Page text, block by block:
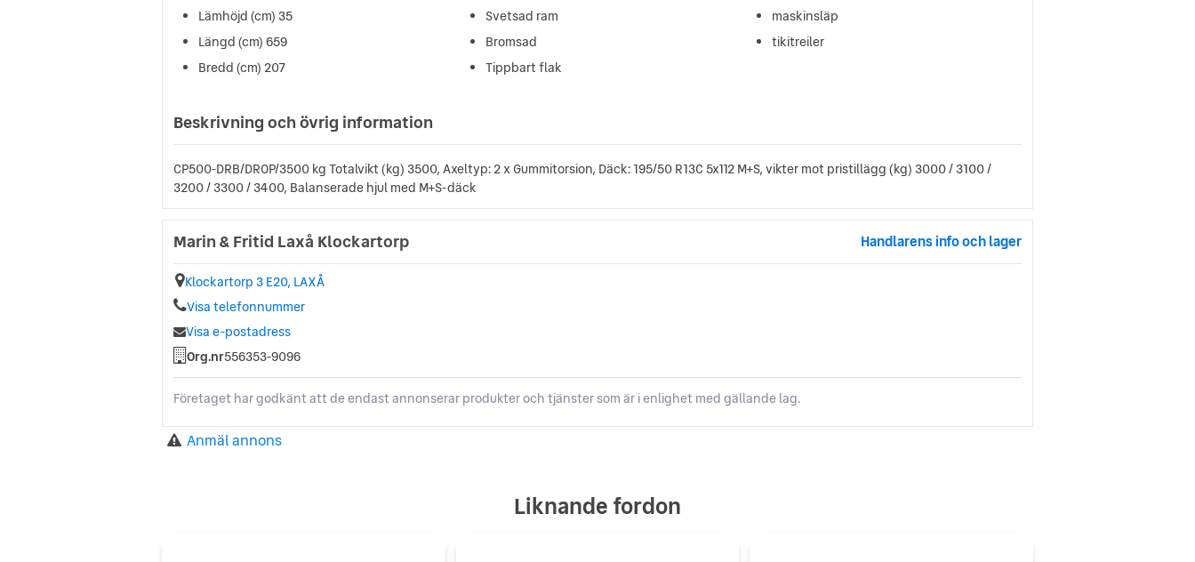
Lämhöjd (cm) 35
Längd (cm) 659
Bredd (cm) 207
Svetsad ram
Bromsad
Tippbart flak
maskinsläp
tikitreiler
Beskrivning och övrig information
CP500-DRB/DROP/3500 kg Totalvikt (kg) 3500, Axeltyp: 2 x Gummitorsion, Däck: 195/50 R13C 5x112 M+S, vikter mot pristillägg (kg) 3000 / 3100 /
3200 / 3300 / 3400, Balanserade hjul med M+S-däck
Marin & Fritid Laxå Klockartorp Handlarens info och lager
Klockartorp 3 E20, LAXÅ
Visa telefonnummer
Visa e-postadress
Org.nr556353-9096
Företaget har godkänt att de endast annonserar produkter och tjänster som är i enlighet med gällande lag.
Anmäl annons
Liknande fordon